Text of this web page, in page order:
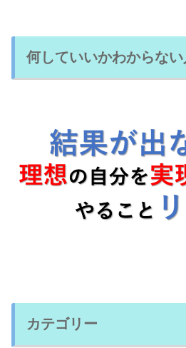
何していいかわからない
カテゴリー